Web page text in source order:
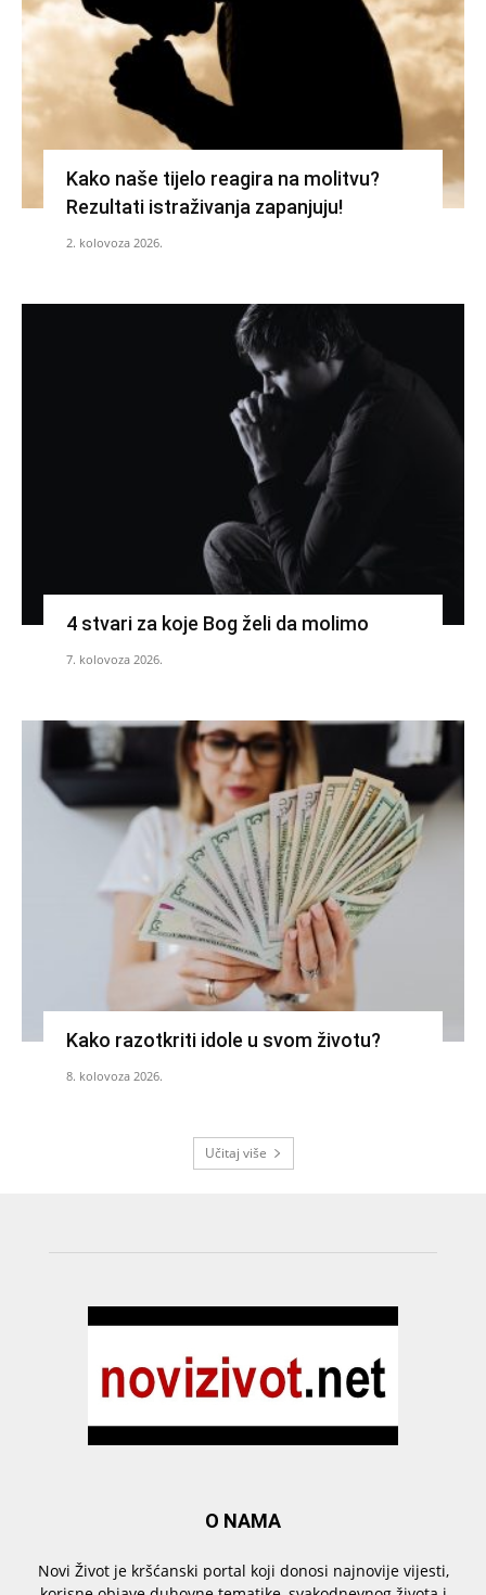
Kako naše tijelo reagira na molitvu?
Rezultati istraživanja zapanjuju!
2. kolovoza 2026.
4 stvari za koje Bog želi da molimo
7. kolovoza 2026.
Kako razotkriti idole u svom životu?
8. kolovoza 2026.
Učitaj više
O NAMA
Novi Život je kršćanski portal koji donosi najnovije vijesti,